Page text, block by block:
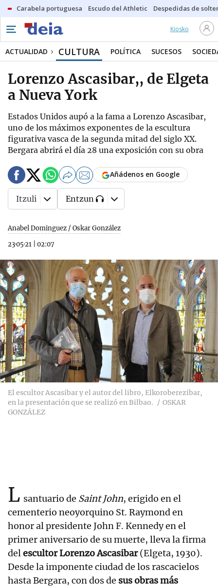
Carabela portuguesa Escudo del Athletic Despedidas de
Kiosko
ACTUALIDAD CULTURA POLÍTICA SUCESOS
Lorenzo Ascasibar,, de Elgeta
a Nueva York
Estados Unidos aupó a la fama a Lorenzo Ascasibar,
uno de los máximos exponentes de la escultura
figurativa vasca de la segunda mitad del siglo XX.
Bergara abrirá el día 28 una exposición con su obra
Anabel Dominguez / Oskar González
23·05·21
02:07
Añádenos en Google
Itzuli Entzun
El escultor Ascasibar y el autor del libro, Elkoroberezibar,
en la presentación que se realizó en Bilbao.
OSKAR
GONZÁLEZ
L santuario de Saint John, erigido en el
cementerio neoyorquino St. Raymond en
honor al presidente John F. Kennedy en el
primer aniversario de su muerte, lleva la firma
delescultor Lorenzo Ascasibar(Elgeta, 1930).
Desde la imponente ciudad de los rascacielos
hasta Bergara, con dos de sus obras más